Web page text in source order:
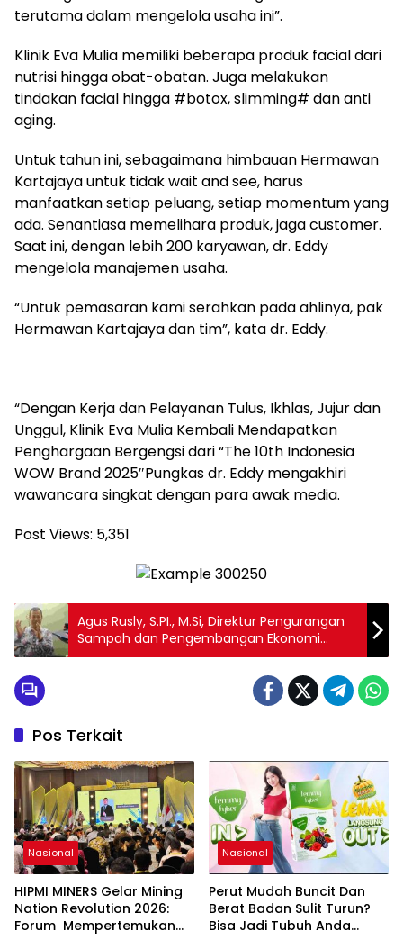
terutama dalam mengelola usaha ini”.
Klinik Eva Mulia memiliki beberapa produk facial dari
nutrisi hingga obat-obatan. Juga melakukan
tindakan facial hingga #botox, slimming# dan anti
aging.
Untuk tahun ini, sebagaimana himbauan Hermawan
Kartajaya untuk tidak wait and see, harus
manfaatkan setiap peluang, setiap momentum yang
ada. Senantiasa memelihara produk, jaga customer.
Saat ini, dengan lebih 200 karyawan, dr. Eddy
mengelola manajemen usaha.
“Untuk pemasaran kami serahkan pada ahlinya, pak
Hermawan Kartajaya dan tim”, kata dr. Eddy.
“Dengan Kerja dan Pelayanan Tulus, Ikhlas, Jujur dan
Unggul, Klinik Eva Mulia Kembali Mendapatkan
Penghargaan Bergengsi dari “The 10th Indonesia
WOW Brand 2025″Pungkas dr. Eddy mengakhiri
wawancara singkat dengan para awak media.
Post Views: 5,351
Agus Rusly, S.PI., M.Si, Direktur Pengurangan
Sampah dan Pengembangan Ekonomi
Sirkular KLHK: Sinergi yang Erat antara
Pemerintah Pusat, Daerah, Korporasi dan
Masyarakat Menjadi Kunci dan Solusi untuk
Pembangunan Ekonomi Sirkular Nasional
Pos Terkait
Nasional
HIPMI MINERS Gelar Mining
Nation Revolution 2026:
Forum Mempertemukan
Nasional
Perut Mudah Buncit Dan
Berat Badan Sulit Turun?
Bisa Jadi Tubuh Anda